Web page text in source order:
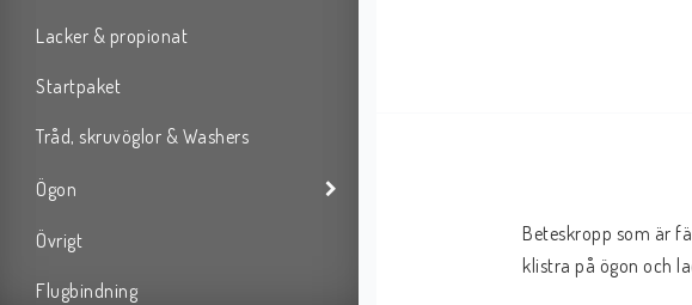
Lacker & propionat
Startpaket
Tråd, skruvöglor & Washers
Ögon
Övrigt
Flugbindning
Beteskropp som är
klistra på ögon och